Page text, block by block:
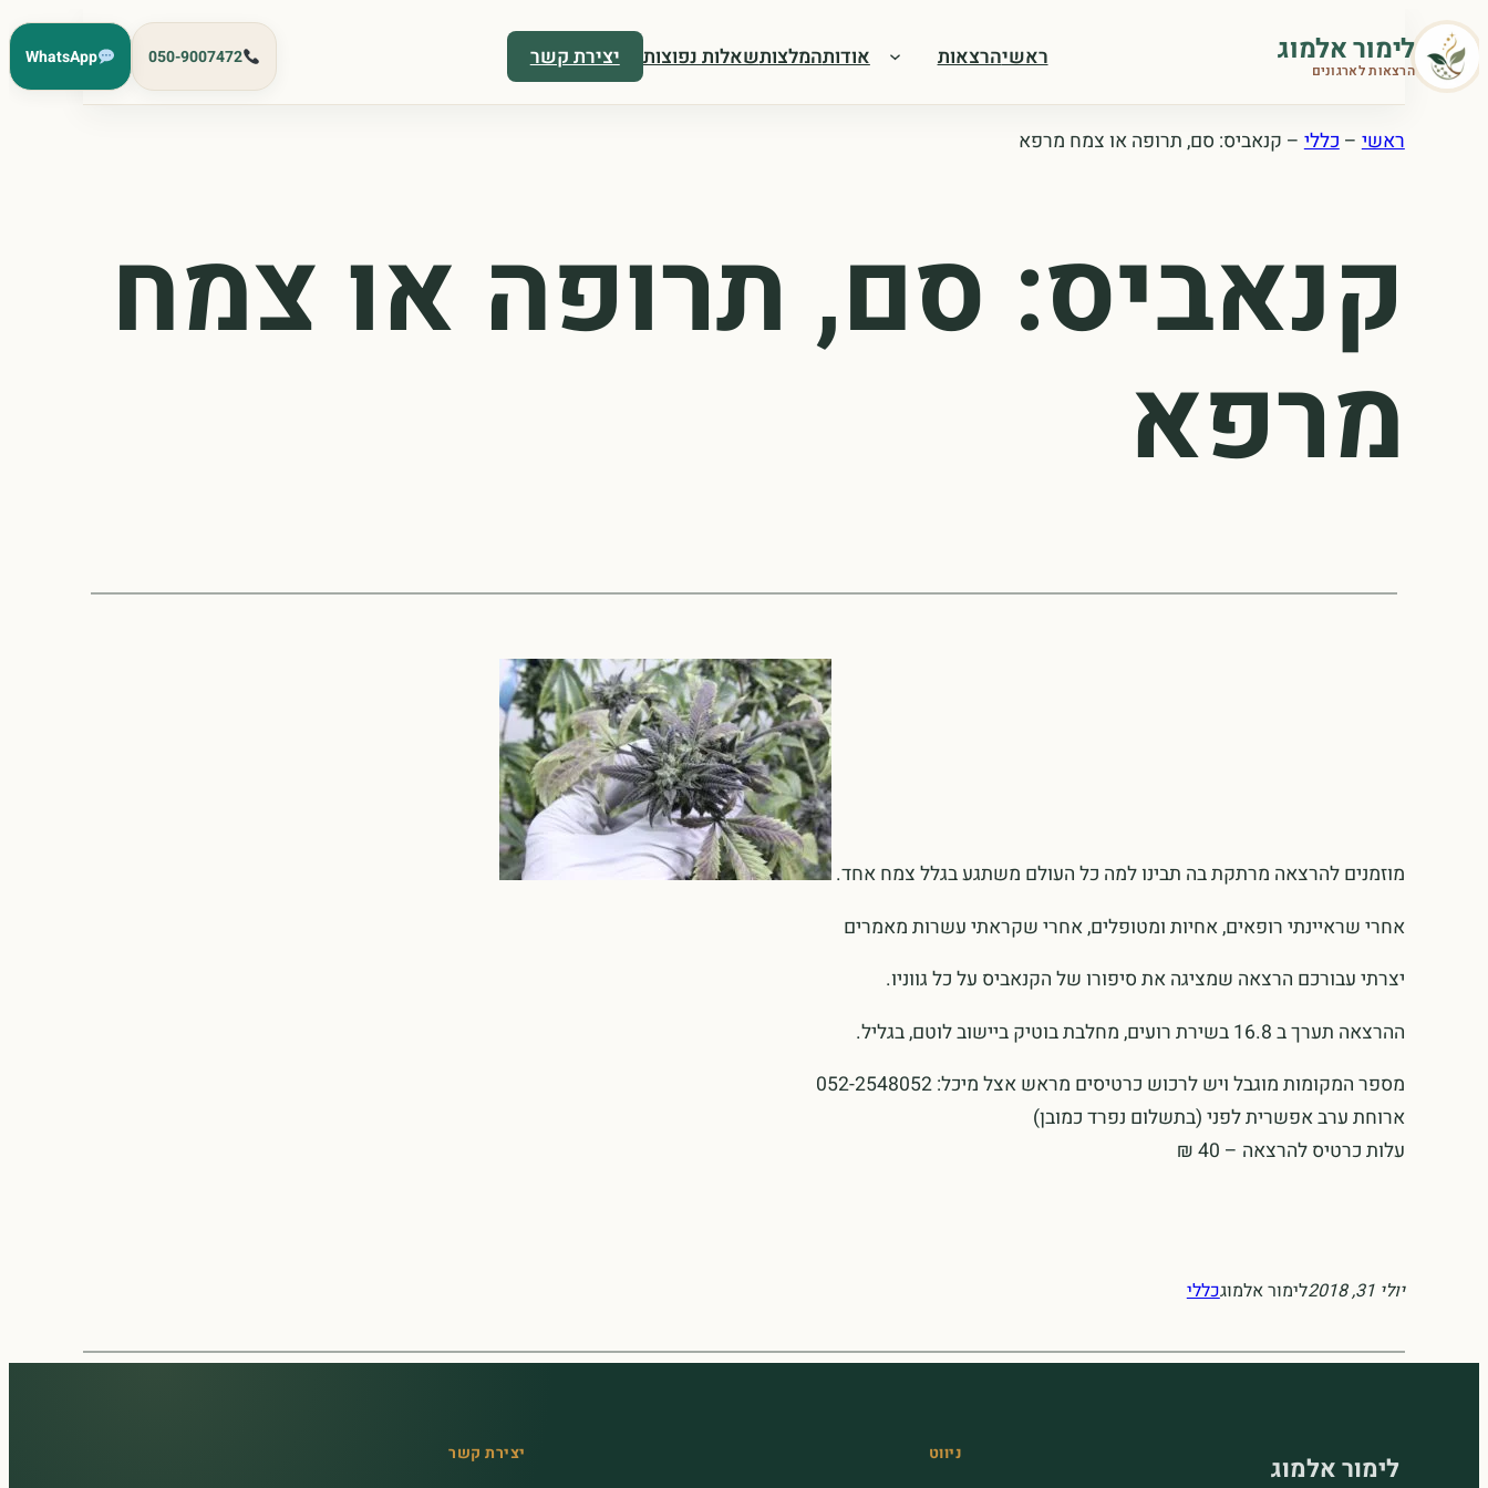
לדלג
לתוכן
לימור אלמוג
הרצאות לארגונים
ראשיהרצאות אודותהמלצותשאלות נפוצות יצירת קשר 050-9007472
WhatsApp
ראשי – כללי – קנאביס: סם, תרופה או צמח מרפא
קנאביס: סם, תרופה או צמח
מרפא
מוזמנים להרצאה מרתקת בה תבינו למה כל העולם משתגע בגלל צמח אחד.
אחרי שראיינתי רופאים, אחיות ומטופלים, אחרי שקראתי עשרות מאמרים
יצרתי עבורכם הרצאה שמציגה את סיפורו של הקנאביס על כל גווניו.
ההרצאה תערך ב 16.8 בשירת רועים, מחלבת בוטיק ביישוב לוטם, בגליל.
מספר המקומות מוגבל ויש לרכוש כרטיסים מראש אצל מיכל: 052-2548052
ארוחת ערב אפשרית לפני (בתשלום נפרד כמובן)
עלות כרטיס להרצאה – 40 ₪
יולי 31, 2018 לימור אלמוגכללי
לימור אלמוג
ניווט
יצירת קשר